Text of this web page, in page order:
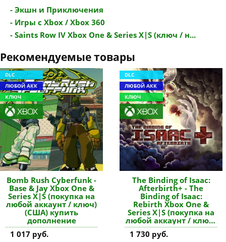
- Экшн и Приключения
- Игры с Xbox / Xbox 360
- Saints Row IV Xbox One & Series X|S (ключ / н...
Рекомендуемые товары
DLC
ЛЮБОЙ АКК
КЛЮЧ
Bomb Rush Cyberfunk -
Base & Jay Xbox One &
Series X|S (покупка на
любой аккаунт / ключ)
(США) купить
дополнение
1 017 руб.
DLC
ЛЮБОЙ АКК
КЛЮЧ
The Binding of Isaac:
Afterbirth+ - The
Binding of Isaac:
Rebirth Xbox One &
Series X|S (покупка на
любой аккаунт / ключ)
(США) купить
дополнение
1 730 руб.